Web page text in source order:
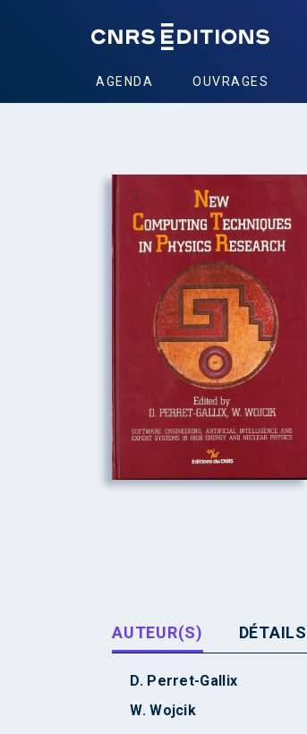
AGENDA OUVRAGES
+
AUTEUR(S) DÉTAILS
D. Perret-Gallix
W. Wojcik